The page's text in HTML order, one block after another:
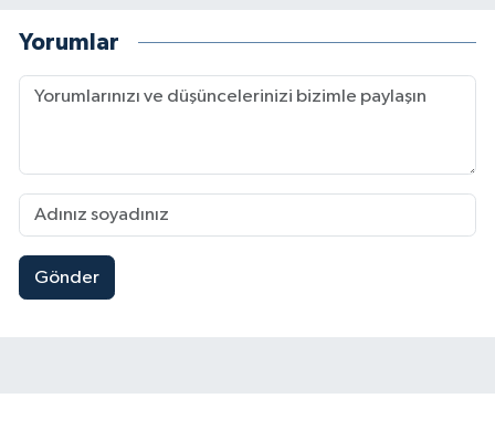
Yorumlar
Gönder